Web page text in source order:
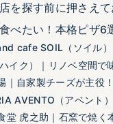
を探す前に押さえ
べたい！本格ピザ6
cafe SOIL（ソイル
イク）｜リノベ空間で
｜自家製チーズが主役
AVENTO（アベント
堂 虎之助｜石窯で焼く